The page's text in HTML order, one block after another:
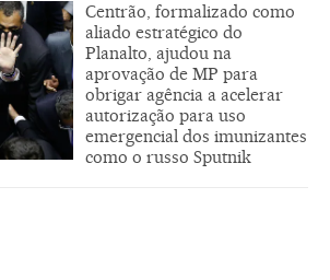
Centrão, formalizado como
aliado estratégico do
Planalto, ajudou na
aprovação de MP para
obrigar agência a acelerar
autorização para uso
emergencial dos imunizantes
como o russo Sputnik